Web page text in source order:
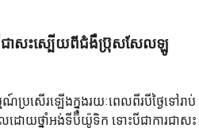
ជាសះស្បើយពីជំងឺប្រ៊ុសសែលឡូ
ណ៍ប្រសើរឡើងក្នុងរយៈពេលពីរបីថ្ងៃទៅរាប់
ាលដោយថ្នាំអង់ទីប៊ីយ៉ូទិក ទោះបីជាការជាសះ